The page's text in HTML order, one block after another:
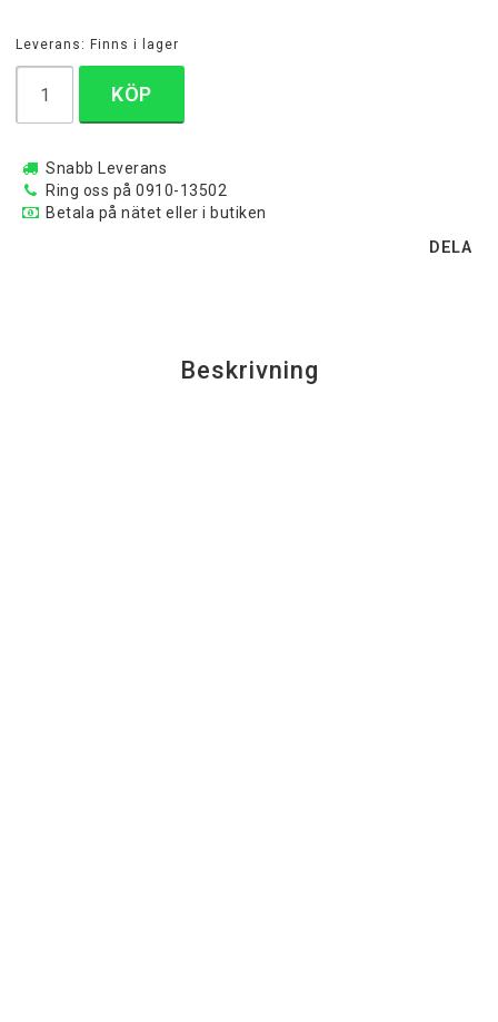
Leverans: Finns i lager
KÖP
Snabb Leverans
Ring oss på 0910-13502
Betala på nätet eller i butiken
DELA
Beskrivning